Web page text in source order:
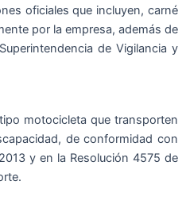
oficiales que incluyen, carné
por la empresa, además de
de Vigilancia y
motocicleta que transporten
de conformidad con
y en la Resolución 4575 de